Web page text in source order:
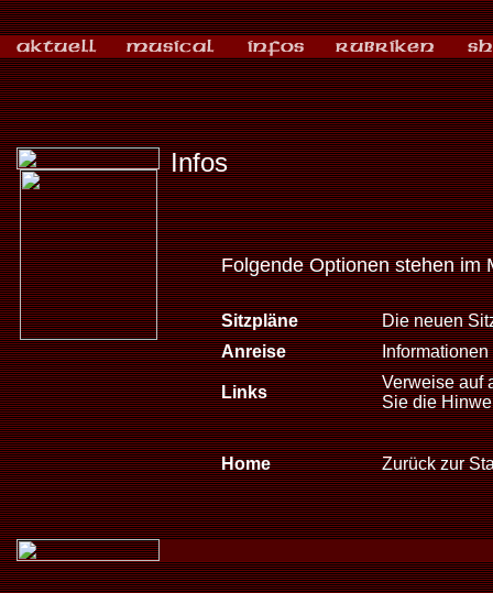
Infos
Folgende Optionen stehen im
Sitzpläne
Die neuen
Anreise
Links
Verweise auf
Sie die
Home Zurück zur